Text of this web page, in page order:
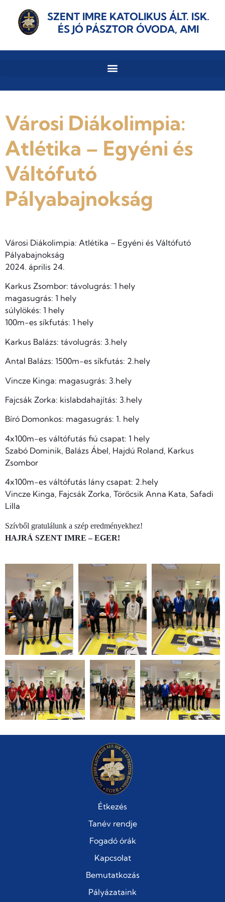
SZENT IMRE KATOLIKUS ÁLT. ISK.
ÉS JÓ PÁSZTOR ÓVODA, AMI
Városi Diákolimpia:
Atlétika – Egyéni és
Váltófutó
Pályabajnokság
Városi Diákolimpia: Atlétika – Egyéni és Váltófutó
Pályabajnokság
2024. április 24.
Karkus Zsombor: távolugrás: 1 hely
magasugrás: 1 hely
súlylökés: 1 hely
100m-es síkfutás: 1 hely
Karkus Balázs: távolugrás: 3.hely
Antal Balázs: 1500m-es síkfutás: 2.hely
Vincze Kinga: magasugrás: 3.hely
Fajcsák Zorka: kislabdahajítás: 3.hely
Bíró Domonkos: magasugrás: 1. hely
4x100m-es váltófutás fiú csapat: 1 hely
Szabó Dominik, Balázs Ábel, Hajdú Roland, Karkus
Zsombor
4x100m-es váltófutás lány csapat: 2.hely
Vincze Kinga, Fajcsák Zorka, Törőcsik Anna Kata, Safadi
Lilla
Szívből gratulálunk a szép eredményekhez!
HAJRÁ SZENT IMRE – EGER!
Étkezés
Tanév rendje
Fogadó órák
Kapcsolat
Bemutatkozás
Pályázataink